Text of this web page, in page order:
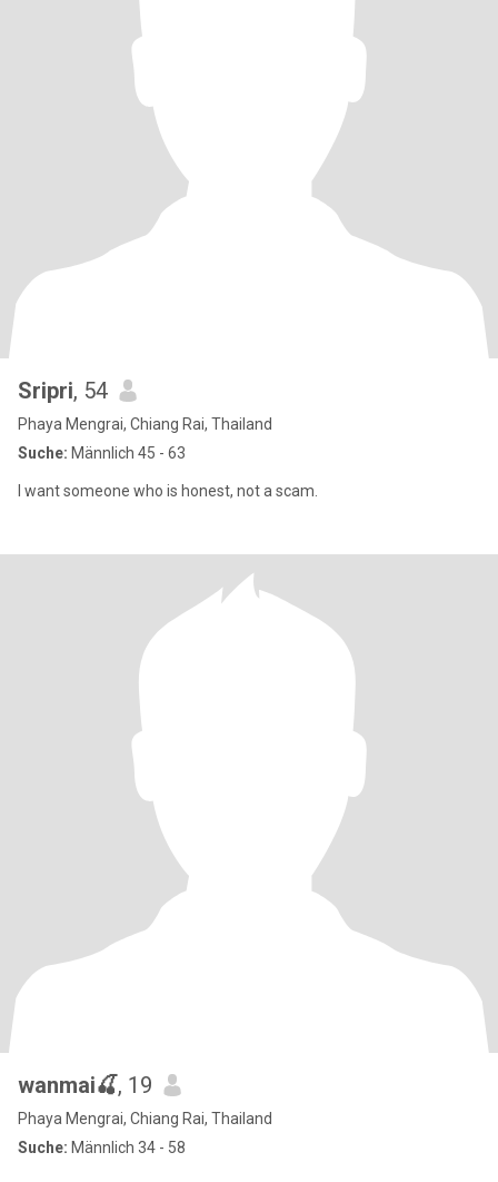
Sripri, 54
Phaya Mengrai, Chiang Rai, Thailand
Suche: Männlich 45 - 63
I want someone who is honest, not a scam.
wanmai🍒, 19
Phaya Mengrai, Chiang Rai, Thailand
Suche: Männlich 34 - 58